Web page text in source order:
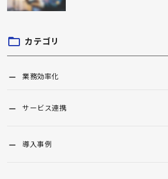
カテゴリ
業務効率化
サービス連携
導入事例